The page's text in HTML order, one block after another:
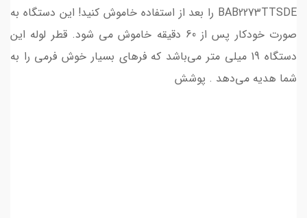
BAB2273TTSDE را بعد از استفاده خاموش کنید! این دستگاه به
صورت خودکار پس از 60 دقیقه خاموش می شود. قطر لوله این
دستگاه 19 میلی متر می‌باشد که فرهای بسیار خوش فرمی را به
شما هدیه می‌دهد . پوشش